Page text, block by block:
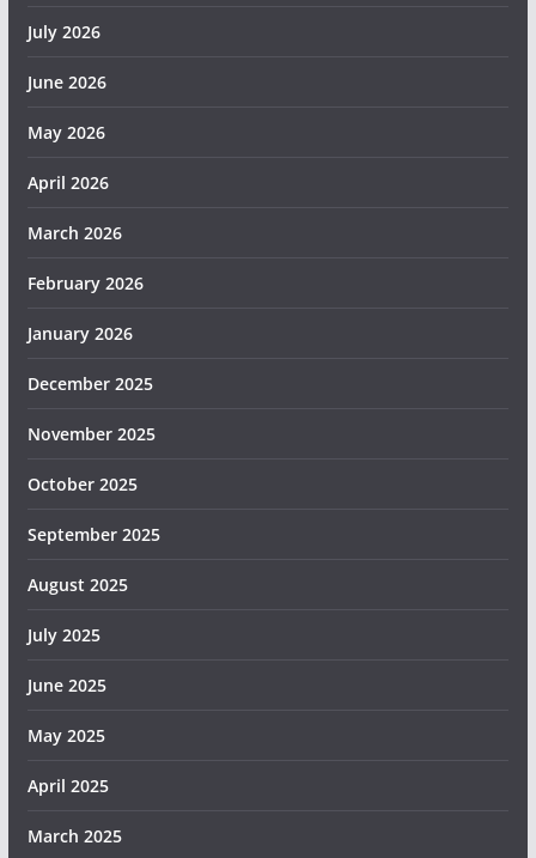
July 2026
June 2026
May 2026
April 2026
March 2026
February 2026
January 2026
December 2025
November 2025
October 2025
September 2025
August 2025
July 2025
June 2025
May 2025
April 2025
March 2025